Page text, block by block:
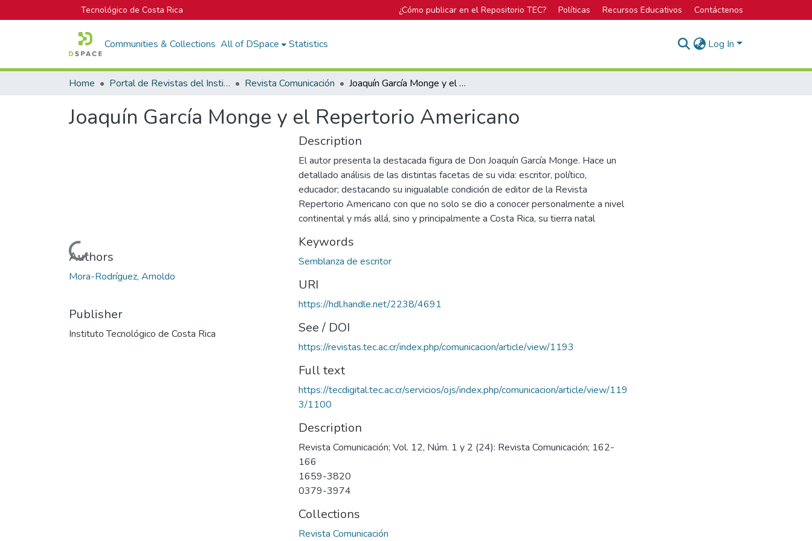
Tecnológico de Costa Rica ¿Cómo publicar en el Repositorio TEC? Políticas Recursos Educativos Contáctenos
Communities & Collections All of DSpace Statistics Log In
Home Portal de Revistas del Instituto Tecnológico de Costa Rica Revista Comunicación Joaquín García Monge y el Repertorio Americano
Joaquín García Monge y el Repertorio Americano
Loading...
Authors
Mora-Rodríguez, Arnoldo
Publisher
Instituto Tecnológico de Costa Rica
Description
El autor presenta la destacada figura de Don Joaquín García Monge. Hace un
detallado análisis de las distintas facetas de su vida: escritor, político,
educador; destacando su inigualable condición de editor de la Revista
Repertorio Americano con que no solo se dio a conocer personalmente a nivel
continental y más allá, sino y principalmente a Costa Rica, su tierra natal
Keywords
Semblanza de escritor
URI
https://hdl.handle.net/2238/4691
See / DOI
https://revistas.tec.ac.cr/index.php/comunicacion/article/view/1193
Full text
https://tecdigital.tec.ac.cr/servicios/ojs/index.php/comunicacion/article/view/119
3/1100
Description
Revista Comunicación; Vol. 12, Núm. 1 y 2 (24): Revista Comunicación; 162-
166
1659-3820
0379-3974
Collections
Revista Comunicación